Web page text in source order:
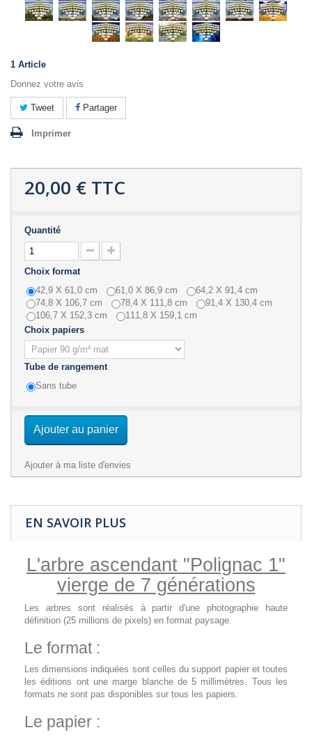
1 Article
Donnez votre avis
Tweet Partager
Imprimer
20,00 € TTC
Quantité
Choix format
42,9 X 61,0 cm
61,0 X 86,9 cm
64,2 X 91,4 cm
74,8 X 106,7 cm
78,4 X 111,8 cm
91,4 X 130,4 cm
106,7 X 152,3 cm
111,8 X 159,1 cm
Choix papiers
Tube de rangement
Sans tube
Ajouter au panier
Ajouter à ma liste d'envies
EN SAVOIR PLUS
L'arbre ascendant "Polignac 1"
vierge de 7 générations
Les arbres sont réalisés à partir d'une photographie haute
définition (25 millions de pixels) en format paysage.
Le format :
Les dimensions indiquées sont celles du support papier et toutes
les éditions ont une marge blanche de 5 millimètres. Tous les
formats ne sont pas disponibles sur tous les papiers.
Le papier :